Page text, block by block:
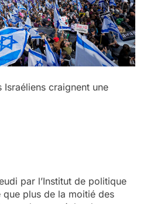
Israéliens craignent une
par l’Institut de politique
plus de la moitié des